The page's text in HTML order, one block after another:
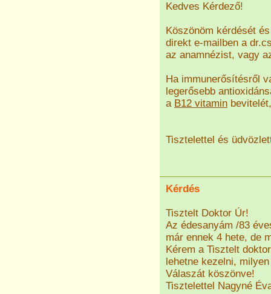
Kedves Kérdező!
Köszönöm kérdését
direkt e-mailben a
az anamnézist, vagy
Ha immunerősítésről
legerősebb
a B12 vitamin
Tisztelettel és
Kérdés
Tisztelt Doktor Úr!
Az édesanyám /83
már ennek 4 hete, de
Kérem a Tisztelt
lehetne kezelni,
Válaszát köszönve!
Tisztelettel Nagyné